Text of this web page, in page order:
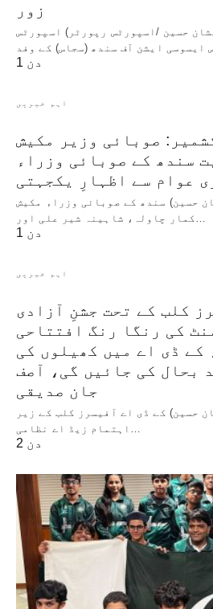
زور
حسین /اسپورٹس رپورٹر) اسپورٹس
1 دن
اہم خبریں
صوبائی وزیر مکیش
سندھ کے صوبائی وزراء
عوام سے اظہارِ یکجہتی
حسین) سندھ کے صوبائی وزراء مکیش
کمار چاولہ، شاہینہ شیر علی اور…
1 دن
اہم خبریں
کلب کے تحت جشنِ آزادی
کی رنگا رنگ افتتاحی
کے ڈی اے میں کھیلوں کی
بحال کی جائیں گی، آصف
جان صدیقی
حسین) کے ڈی اے آفیسرز کلب کے زیر
اہتمام زیڈ اے نظامی…
2 دن